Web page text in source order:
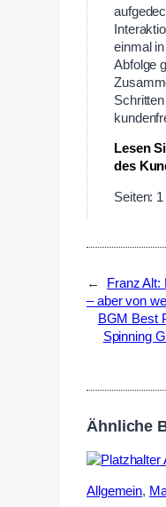
einmal
Abfolge
Lesen
des
Seiten: 1
←
Franz
– aber von
BGM Best
Spinning
Ähnliche
Allgemein,